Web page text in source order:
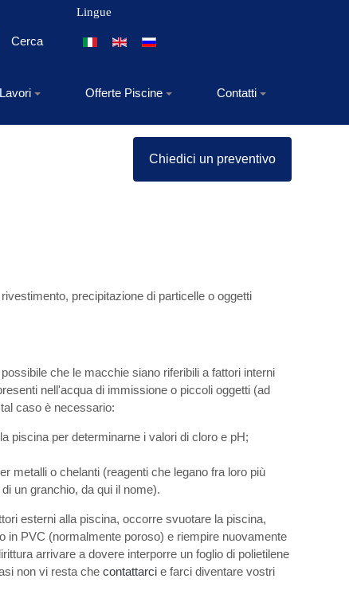
Cerca
Lingue
Seleziona la tua lingua
Offerte Piscine Contatti
Chiedici un preventivo
precipitazione di particelle o oggetti
che le macchie siano riferibili a fattori interni
nell'acqua di immissione o piccoli oggetti (ad
caso è necessario:
piscina per determinarne i valori di cloro e pH;
metalli o chelanti (reagenti che legano fra loro più
un granchio, da qui il nome).
esterni alla piscina, occorre svuotare la piscina,
in PVC (normalmente poroso) e riempire nuovamente
arrivare a dovere interporre un foglio di polietilene
non vi resta che contattarci e farci diventare vostri